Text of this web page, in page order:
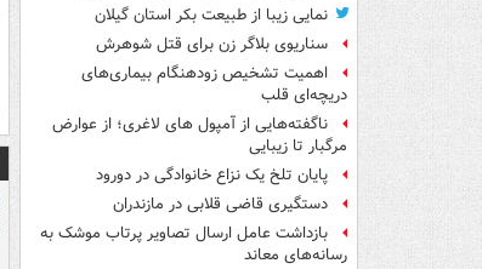
نمایی زیبا از طبیعت بکر استان گیلان
سناریوی بلاگر زن برای قتل شوهرش
اهمیت تشخیص زودهنگام بیماری‌های
دریچه‌ای قلب
ناگفته‌هایی از آمپول های لاغری؛ از عوارض
مرگبار تا زیبایی
پایان تلخ یک نزاع خانوادگی در دورود
دستگیری قاضی قلابی در مازندران
بازداشت عامل ارسال تصاویر پرتاب موشک به
رسانه‌های معاند